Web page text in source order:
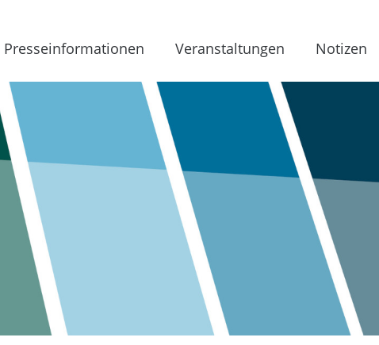
Presseinformationen Veranstaltungen Notizen